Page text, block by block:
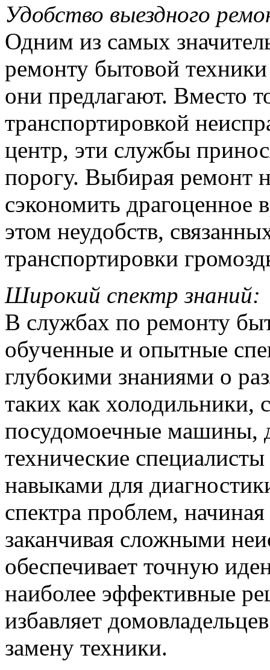
Удобство выездного
Одним из самых
ремонту бытовой техники
они предлагают. Вместо
транспортировкой
центр, эти службы
порогу. Выбирая ремонт
сэкономить драгоценное
этом неудобств,
транспортировки
Широкий спектр знаний:
В службах по ремонту
обученные и опытные
глубокими знаниями о
таких как
посудомоечные машины,
технические
навыками для
спектра проблем,
заканчивая сложными
обеспечивает точную
наиболее эффективные
избавляет
замену техники.